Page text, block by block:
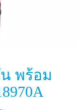
พร้อม